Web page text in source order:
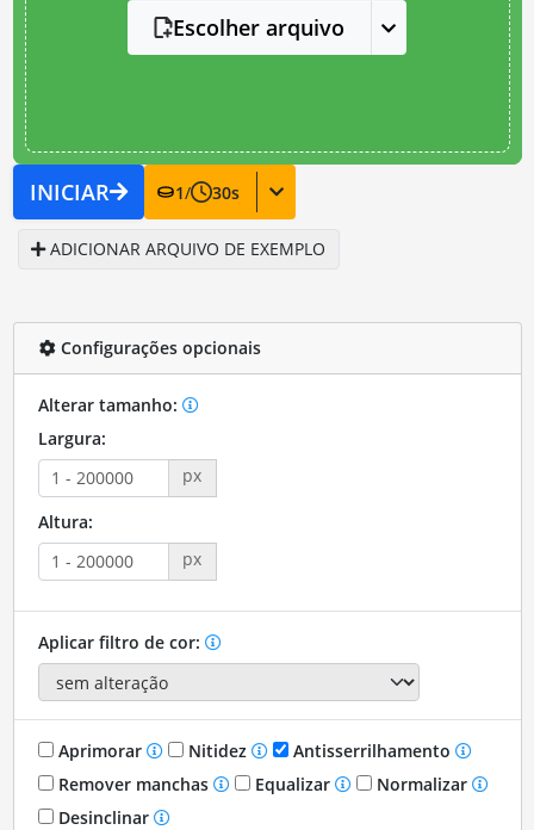
Escolher arquivo
INICIAR 1/ 30s
ADICIONAR ARQUIVO DE EXEMPLO
Configurações opcionais
Alterar tamanho:
Largura:
px
Altura:
px
Aplicar filtro de cor:
Aprimorar Nitidez
Antisserrilhamento
Remover manchas
Equalizar
Normalizar
Desinclinar